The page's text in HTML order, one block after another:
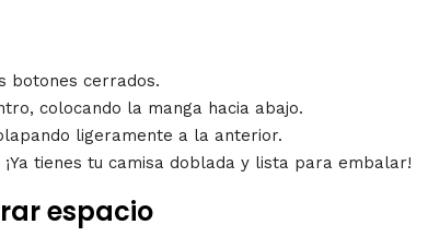
botones cerrados.
colocando la manga hacia abajo.
ligeramente a la anterior.
tienes tu camisa doblada y lista para embalar!
espacio